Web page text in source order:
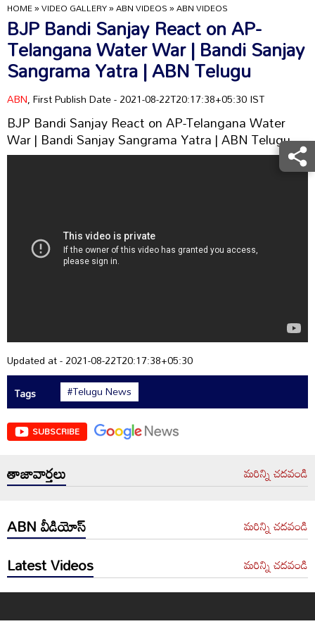
HOME»VIDEO GALLERY»ABN VIDEOS»ABN VIDEOS
BJP Bandi Sanjay React on AP-
Telangana Water War | Bandi Sanjay
Sangrama Yatra | ABN Telugu
ABN, First Publish Date - 2021-08-22T20:17:38+05:30 IST
BJP Bandi Sanjay React on AP-Telangana Water
War | Bandi Sanjay Sangrama Yatra | ABN Telugu
Updated at - 2021-08-22T20:17:38+05:30
Tags
#Telugu News
SUBSCRIBE
తాజావార్తలు మరిన్ని చదవండి
ABN వీడియోస్ మరిన్ని చదవండి
Latest Videos మరిన్ని చదవండి